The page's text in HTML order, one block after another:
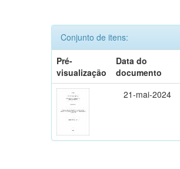
Conjunto de itens:
Pré-
visualização
Data do
documento
21-mai-2024